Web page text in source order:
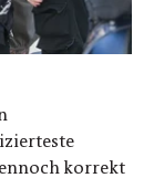
korrekt